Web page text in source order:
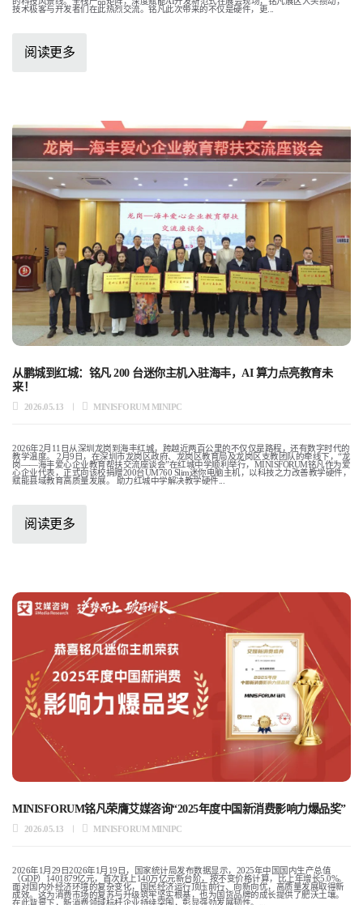
技术极客与开发者们在此热烈交流。铭凡此次带来的不仅是硬件，更...
阅读更多
从鹏城到红城：铭凡 200 台迷你主机入驻海丰，AI 算力点亮教育未
来！
2026.05.13 MINISFORUM MINIPC
2026年2月11日从深圳龙岗到海丰红城，跨越近两百公里的不仅仅是路程，还有数字时代的
教学温度。 2月9日，在深圳市龙岗区政府、龙岗区教育局及龙岗区支教团队的牵线下，“龙
岗——海丰爱心企业教育帮扶交流座谈会”在红城中学顺利举行，MINISFORUM铭凡作为爱
心企业代表，正式向该校捐赠200台UM760 Slim迷你电脑主机，以科技之力改善教学硬件，
赋能县域教育高质量发展。 助力红城中学解决教学硬件...
阅读更多
MINISFORUM铭凡荣膺艾媒咨询“2025年度中国新消费影响力爆品奖”
2026.05.13 MINISFORUM MINIPC
2026年1月29日2026年1月19日，国家统计局发布数据显示，2025年中国国内生产总值
（GDP）1401879亿元，首次跃上140万亿元新台阶，按不变价格计算，比上年增长5.0%。
面对国内外经济环境的复杂变化，国民经济运行顶压前行、向新向优，高质量发展取得新
成效。这为消费市场的复苏与升级筑牢坚实根基，也为国货品牌的成长提供了肥沃土壤。
在此背景下，新消费领域标杆企业持续突围，彰显强劲发展韧性。...